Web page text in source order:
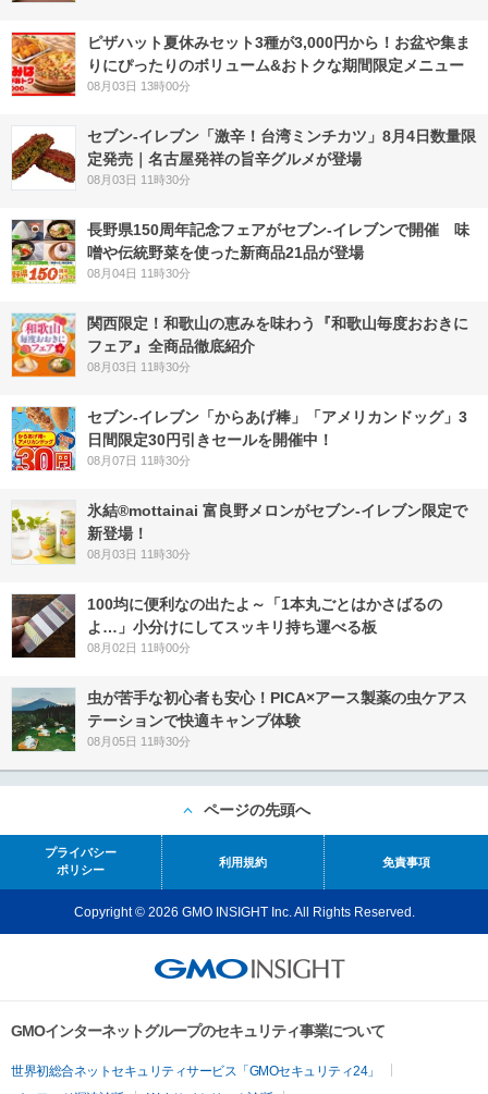
ピザハット夏休みセット3種が3,000円から！お盆や集ま
りにぴったりのボリューム&おトクな期間限定メニュー
08月03日 13時00分
セブン-イレブン「激辛！台湾ミンチカツ」8月4日数量限
定発売｜名古屋発祥の旨辛グルメが登場
08月03日 11時30分
長野県150周年記念フェアがセブン-イレブンで開催 味
噌や伝統野菜を使った新商品21品が登場
08月04日 11時30分
関西限定！和歌山の恵みを味わう『和歌山毎度おおきに
フェア』全商品徹底紹介
08月03日 11時30分
セブン‐イレブン「からあげ棒」「アメリカンドッグ」3
日間限定30円引きセールを開催中！
08月07日 11時30分
氷結®mottainai 富良野メロンがセブン‐イレブン限定で
新登場！
08月03日 11時30分
100均に便利なの出たよ～「1本丸ごとはかさばるの
よ…」小分けにしてスッキリ持ち運べる板
08月02日 11時00分
虫が苦手な初心者も安心！PICA×アース製薬の虫ケアス
テーションで快適キャンプ体験
08月05日 11時30分
ページの先頭へ
プライバシー
ポリシー
利用規約 免責事項
Copyright © 2026 GMO INSIGHT Inc. All Rights Reserved.
GMOインターネットグループのセキュリティ事業について
世界初総合ネットセキュリティサービス「GMOセキュリティ24」